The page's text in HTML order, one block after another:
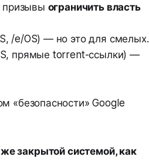
ограничить власть
/e/OS) — но это для смелых.
прямые torrent-ссылки) —
«безопасности» Google
закрытой системой, как